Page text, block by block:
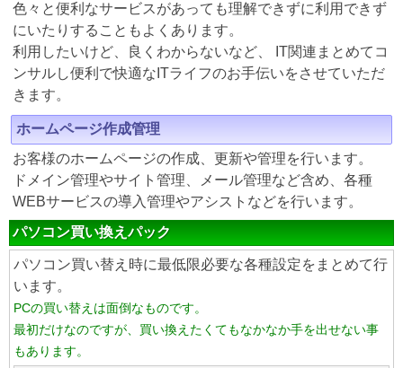
色々と便利なサービスがあっても理解できずに利用できず
にいたりすることもよくあります。
利用したいけど、良くわからないなど、 IT関連まとめてコ
ンサルし便利で快適なITライフのお手伝いをさせていただ
きます。
ホームページ作成管理
お客様のホームページの作成、更新や管理を行います。
ドメイン管理やサイト管理、メール管理など含め、各種
WEBサービスの導入管理やアシストなどを行います。
パソコン買い換えパック
パソコン買い替え時に最低限必要な各種設定をまとめて行
います。
PCの買い替えは面倒なものです。
最初だけなのですが、買い換えたくてもなかなか手を出せない事
もあります。